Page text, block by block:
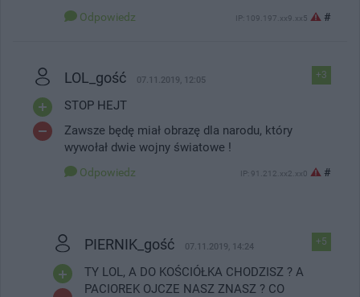
Odpowiedz IP: 109.197.xx9.xx5 #
+3
LOL_gość 07.11.2019, 12:05
STOP HEJT
Zawsze będę miał obrazę dla narodu, który
wywołał dwie wojny światowe !
Odpowiedz IP: 91.212.xx2.xx0 #
+5
PIERNIK_gość 07.11.2019, 14:24
TY LOL, A DO KOŚCIÓŁKA CHODZISZ ? A
PACIOREK OJCZE NASZ ZNASZ ? CO